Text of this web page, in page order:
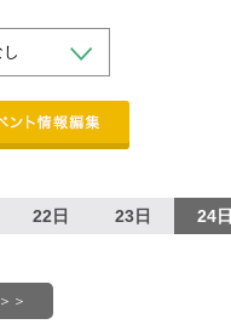
22日 23日 24日
＞